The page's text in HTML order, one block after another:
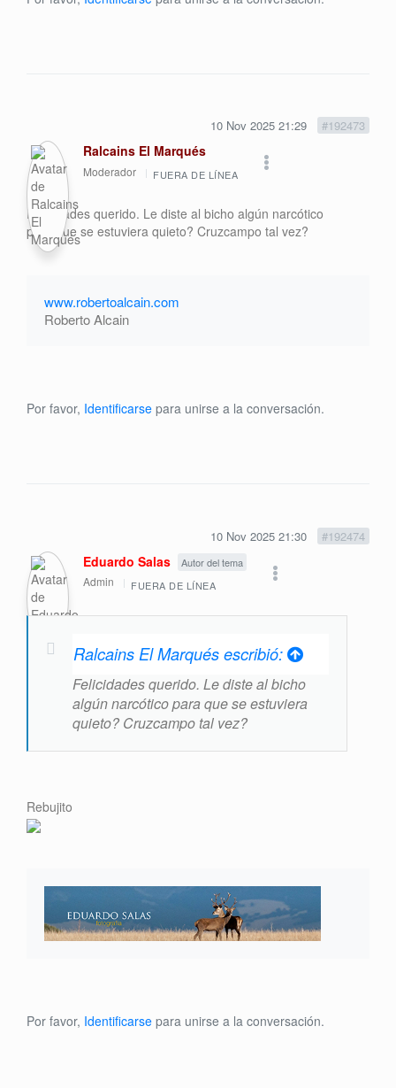
10 Nov 2025 21:29 #192473
Ralcains El Marqués
Moderador FUERA DE LÍNEA
Felicidades querido. Le diste al bicho algún narcótico
para que se estuviera quieto? Cruzcampo tal vez?
www.robertoalcain.com
Roberto Alcain
Por favor, Identificarse para unirse a la conversación.
10 Nov 2025 21:30 #192474
Eduardo Salas Autor del tema
Admin FUERA DE LÍNEA
Ralcains El Marqués escribió:
Felicidades querido. Le diste al bicho
algún narcótico para que se estuviera
quieto? Cruzcampo tal vez?
Rebujito
Por favor, Identificarse para unirse a la conversación.